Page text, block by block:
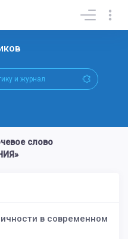
слово
в современном